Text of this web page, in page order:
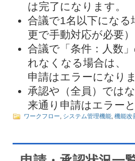
は完了になります。
合議で1名以下にな
更で手動対応が必要）
合議で「条件：人数
れなくなる場合は、
申請はエラーになり
承認や（全員）では
来通り申請はエラー
ワークフロー, システム管理機能, 機能改